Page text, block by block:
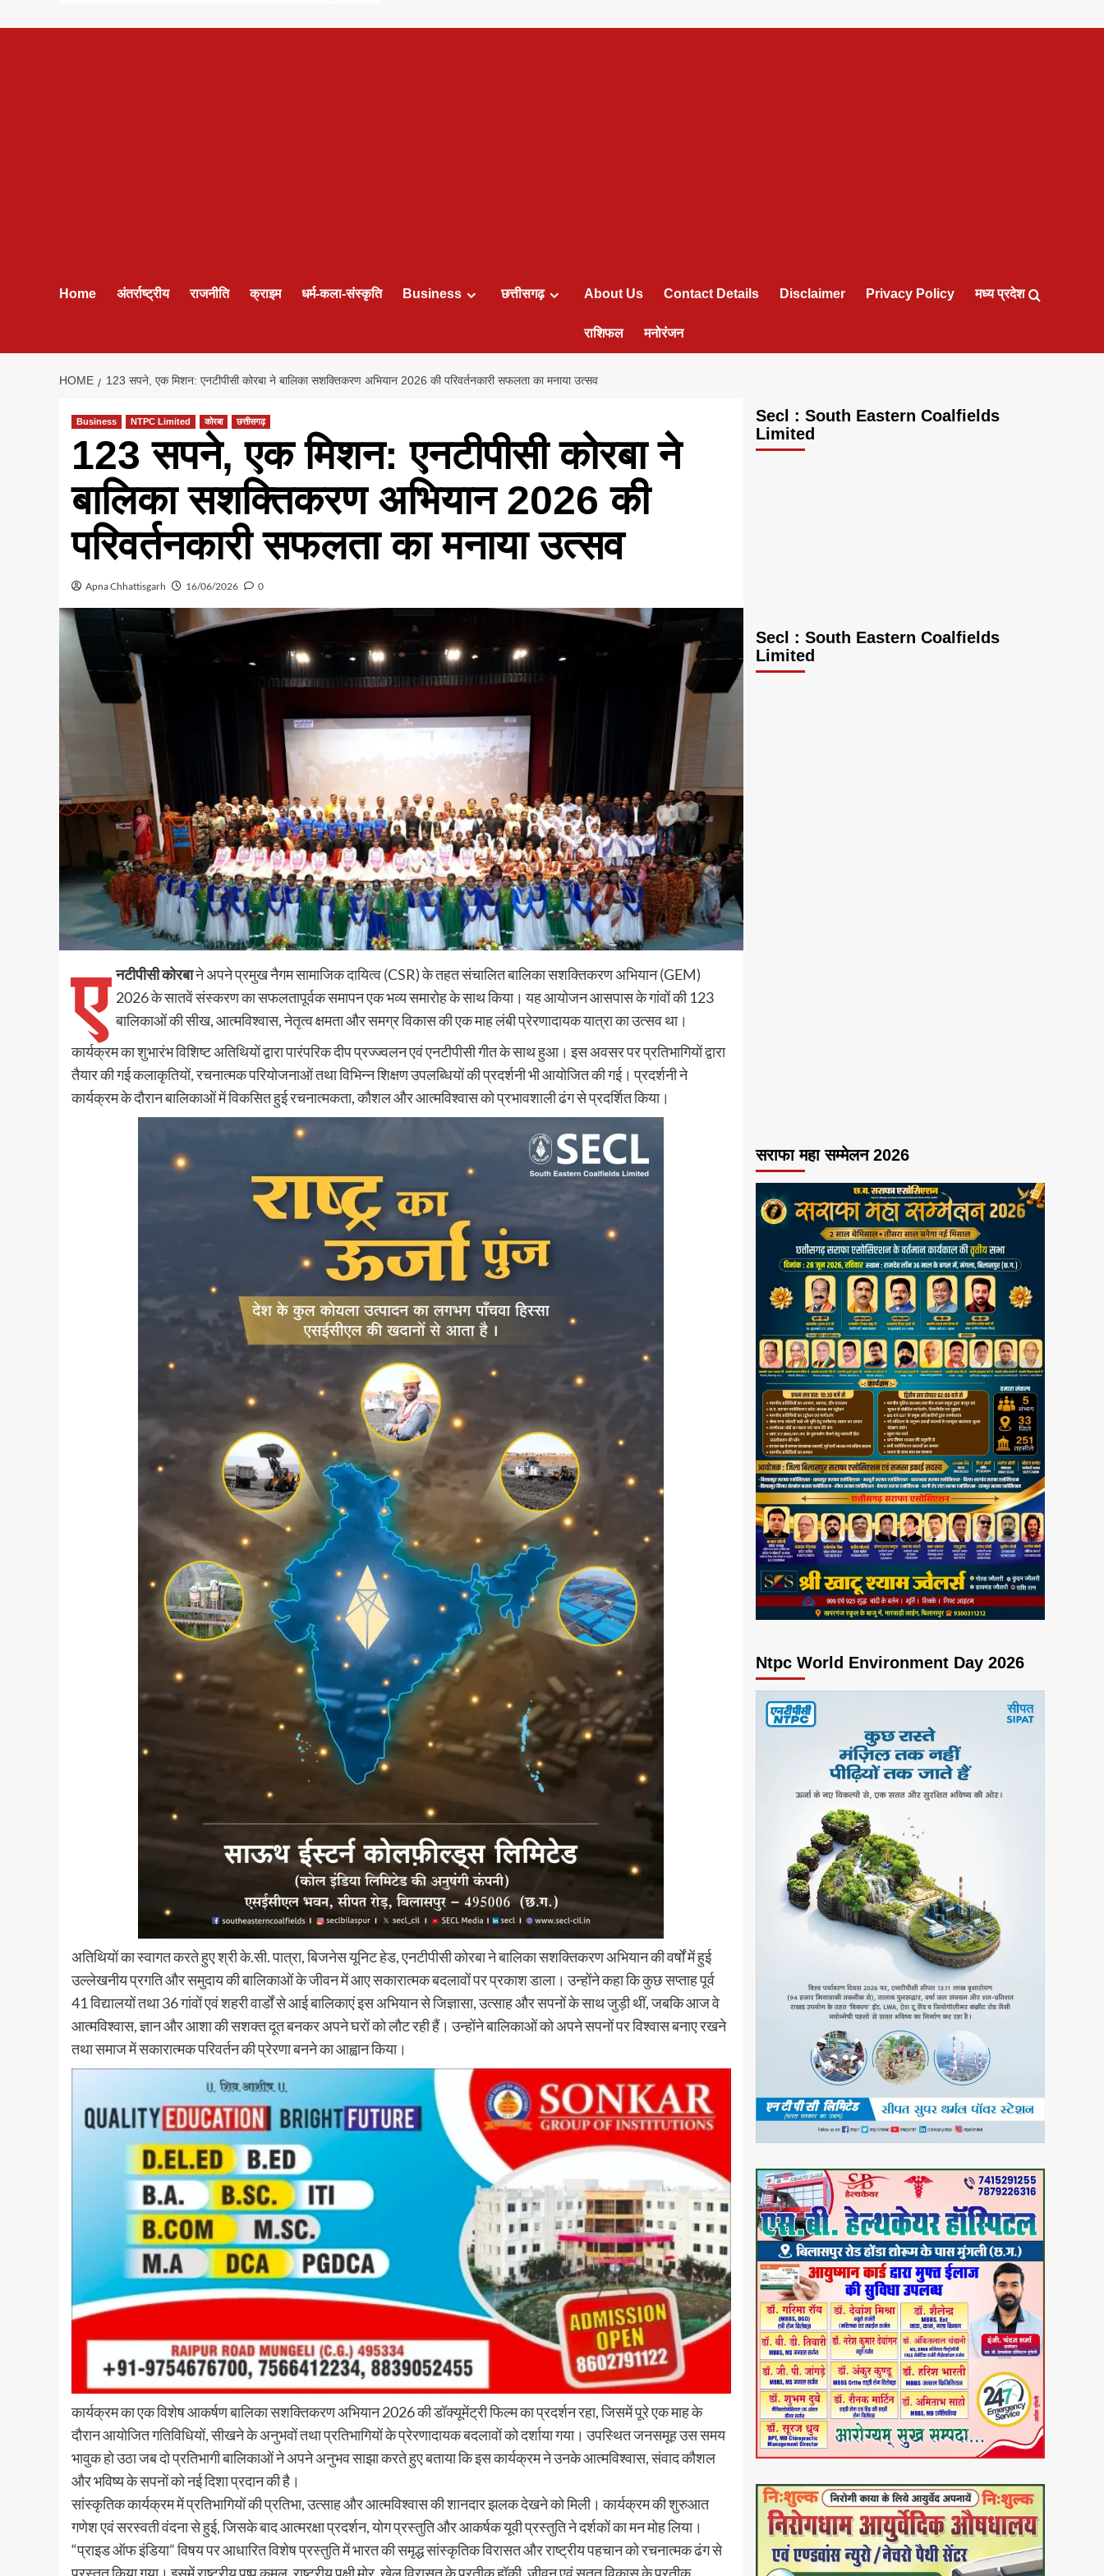
Home अंतर्राष्ट्रीय राजनीति क्राइम धर्म-कला-संस्कृति Business छत्तीसगढ़ About Us Contact Details Disclaimer Privacy Policy मध्य प्रदेश
राशिफल मनोरंजन
HOME 123 सपने, एक मिशन: एनटीपीसी कोरबा ने बालिका सशक्तिकरण अभियान 2026 की परिवर्तनकारी सफलता का मनाया उत्सव
Business NTPC Limited कोरबा छत्तीसगढ़
123 सपने, एक मिशन: एनटीपीसी कोरबा ने
बालिका सशक्तिकरण अभियान 2026 की
परिवर्तनकारी सफलता का मनाया उत्सव
Apna Chhattisgarh 16/06/2026 0
ए नटीपीसी कोरबाने अपने प्रमुख नैगम सामाजिक दायित्व (CSR) के तहत संचालित बालिका सशक्तिकरण अभियान (GEM)
2026 के सातवें संस्करण का सफलतापूर्वक समापन एक भव्य समारोह के साथ किया। यह आयोजन आसपास के गांवों की 123
बालिकाओं की सीख, आत्मविश्वास, नेतृत्व क्षमता और समग्र विकास की एक माह लंबी प्रेरणादायक यात्रा का उत्सव था।
कार्यक्रम का शुभारंभ विशिष्ट अतिथियों द्वारा पारंपरिक दीप प्रज्ज्वलन एवं एनटीपीसी गीत के साथ हुआ। इस अवसर पर प्रतिभागियों द्वारा
तैयार की गई कलाकृतियों, रचनात्मक परियोजनाओं तथा विभिन्न शिक्षण उपलब्धियों की प्रदर्शनी भी आयोजित की गई। प्रदर्शनी ने
कार्यक्रम के दौरान बालिकाओं में विकसित हुई रचनात्मकता, कौशल और आत्मविश्वास को प्रभावशाली ढंग से प्रदर्शित किया।
अतिथियों का स्वागत करते हुए श्री के.सी. पात्रा, बिजनेस यूनिट हेड, एनटीपीसी कोरबा ने बालिका सशक्तिकरण अभियान की वर्षों में हुई
उल्लेखनीय प्रगति और समुदाय की बालिकाओं के जीवन में आए सकारात्मक बदलावों पर प्रकाश डाला। उन्होंने कहा कि कुछ सप्ताह पूर्व
41 विद्यालयों तथा 36 गांवों एवं शहरी वार्डों से आई बालिकाएं इस अभियान से जिज्ञासा, उत्साह और सपनों के साथ जुड़ी थीं, जबकि आज वे
आत्मविश्वास, ज्ञान और आशा की सशक्त दूत बनकर अपने घरों को लौट रही हैं। उन्होंने बालिकाओं को अपने सपनों पर विश्वास बनाए रखने
तथा समाज में सकारात्मक परिवर्तन की प्रेरणा बनने का आह्वान किया।
कार्यक्रम का एक विशेष आकर्षण बालिका सशक्तिकरण अभियान 2026 की डॉक्यूमेंट्री फिल्म का प्रदर्शन रहा, जिसमें पूरे एक माह के
दौरान आयोजित गतिविधियों, सीखने के अनुभवों तथा प्रतिभागियों के प्रेरणादायक बदलावों को दर्शाया गया। उपस्थित जनसमूह उस समय
भावुक हो उठा जब दो प्रतिभागी बालिकाओं ने अपने अनुभव साझा करते हुए बताया कि इस कार्यक्रम ने उनके आत्मविश्वास, संवाद कौशल
और भविष्य के सपनों को नई दिशा प्रदान की है।
सांस्कृतिक कार्यक्रम में प्रतिभागियों की प्रतिभा, उत्साह और आत्मविश्वास की शानदार झलक देखने को मिली। कार्यक्रम की शुरुआत
गणेश एवं सरस्वती वंदना से हुई, जिसके बाद आत्मरक्षा प्रदर्शन, योग प्रस्तुति और आकर्षक यूवी प्रस्तुति ने दर्शकों का मन मोह लिया।
“प्राइड ऑफ इंडिया” विषय पर आधारित विशेष प्रस्तुति में भारत की समृद्ध सांस्कृतिक विरासत और राष्ट्रीय पहचान को रचनात्मक ढंग से
Secl : South Eastern Coalfields
Limited
Secl : South Eastern Coalfields
Limited
सराफा महा सम्मेलन 2026
Ntpc World Environment Day 2026